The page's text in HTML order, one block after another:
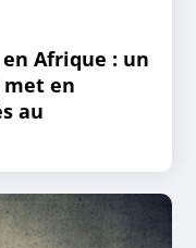
Afrique : un
met en
au